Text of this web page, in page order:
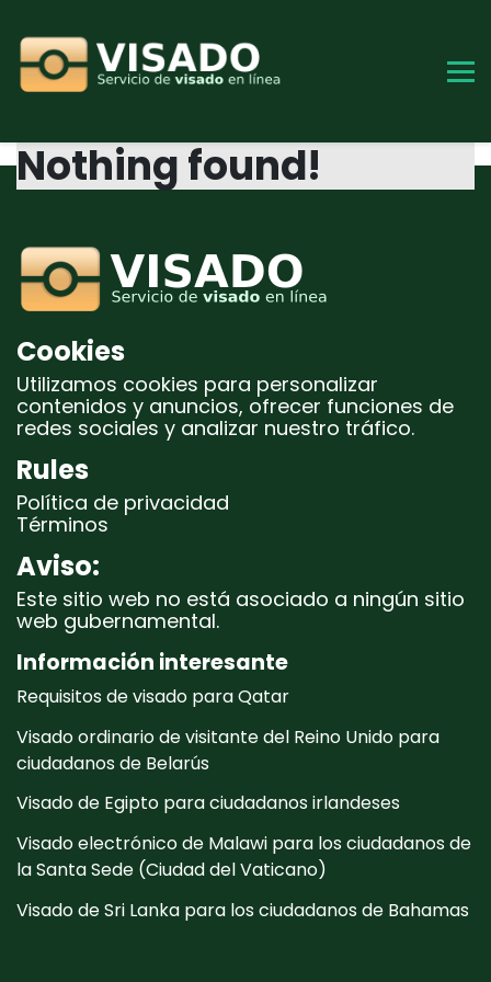
content
Nothing found!
Cookies
Utilizamos cookies para personalizar
contenidos y anuncios, ofrecer funciones de
redes sociales y analizar nuestro tráfico.
Rules
Política de privacidad
Términos
Aviso:
Este sitio web no está asociado a ningún sitio
web gubernamental.
Información interesante
Requisitos de visado para Qatar
Visado ordinario de visitante del Reino Unido para
ciudadanos de Belarús
Visado de Egipto para ciudadanos irlandeses
Visado electrónico de Malawi para los ciudadanos de
la Santa Sede (Ciudad del Vaticano)
Visado de Sri Lanka para los ciudadanos de Bahamas